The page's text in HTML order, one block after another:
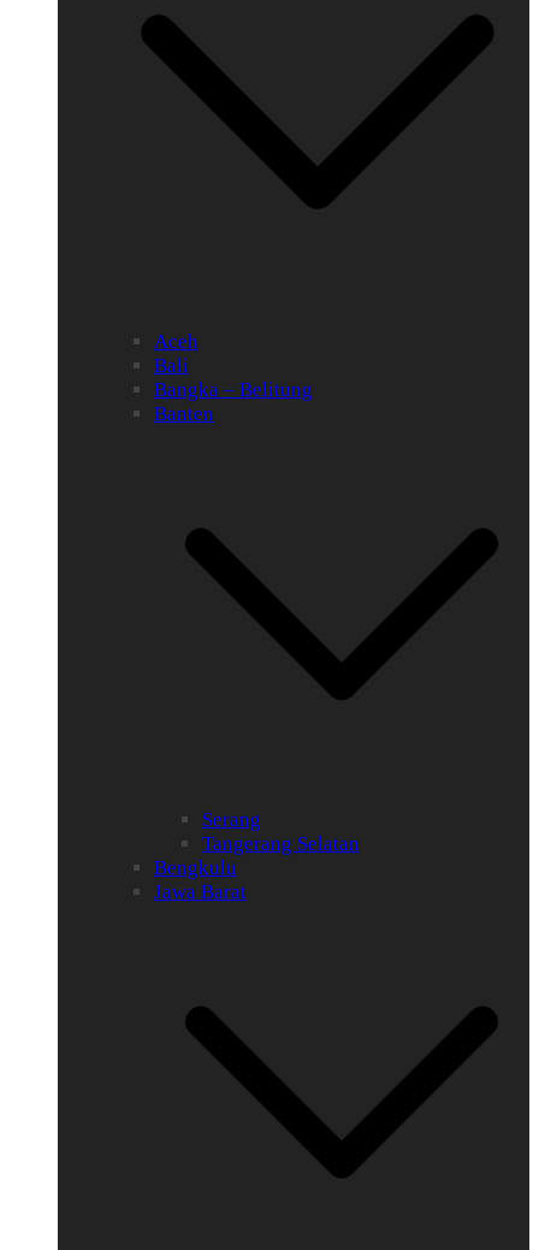
Aceh
Bali
Bangka – Belitung
Banten
Serang
Tangerang Selatan
Bengkulu
Jawa Barat